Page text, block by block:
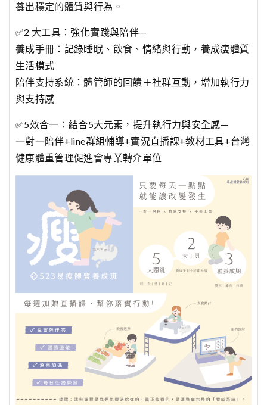
養出穩定的體質與行為。
✅2 大工具：強化實踐與陪伴—
養成手冊：記錄睡眠、飲食、情緒與行動，養成瘦體質
生活模式
陪伴支持系統：體管師的回饋＋社群互動，增加執行力
與支持感
✅5效合一：結合5大元素，提升執行力與安全感—
一對一陪伴+line群組輔導+實況直播課+教材工具+台灣
健康體重管理促進會專業轉介單位